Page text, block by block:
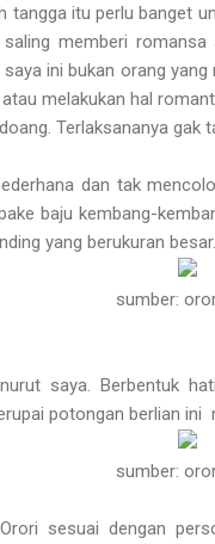
tangga itu perlu banget
memberi
ini bukan orang
melakukan hal
Terlaksananya gak
dan tak
baju kembang-
yang berukuran
sumber:
saya. Berbentuk
potongan berlian ini
sumber:
sesuai dengan